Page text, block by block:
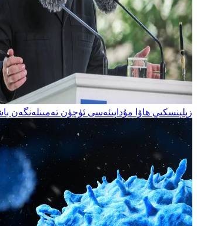
زېلېنسكىي ھاۋا مۇداپىئەسى ئۈچۈن تەمىنلەنگەن